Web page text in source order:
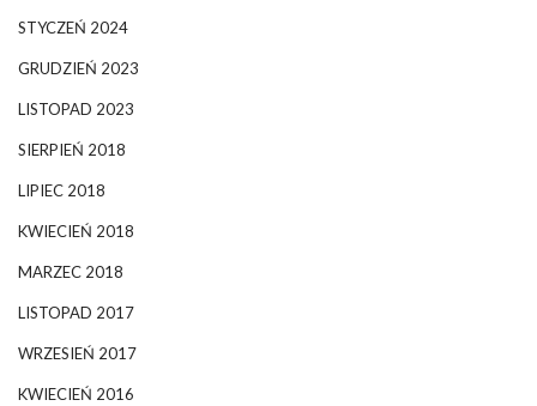
STYCZEŃ 2024
GRUDZIEŃ 2023
LISTOPAD 2023
SIERPIEŃ 2018
LIPIEC 2018
KWIECIEŃ 2018
MARZEC 2018
LISTOPAD 2017
WRZESIEŃ 2017
KWIECIEŃ 2016